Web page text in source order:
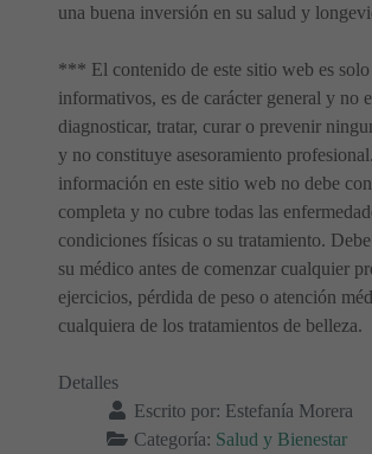
una buena inversión en su salud y
*** El contenido de este sitio web es
informativos, es de carácter general y no
diagnosticar, tratar, curar o prevenir
y no constituye asesoramiento
información en este sitio web no debe
completa y no cubre todas las
condiciones físicas o su tratamiento.
su médico antes de comenzar cualquier
ejercicios, pérdida de peso o atención
cualquiera de los tratamientos de belleza.
Detalles
Escrito por: Estefanía Morera
Categoría: Salud y Bienestar